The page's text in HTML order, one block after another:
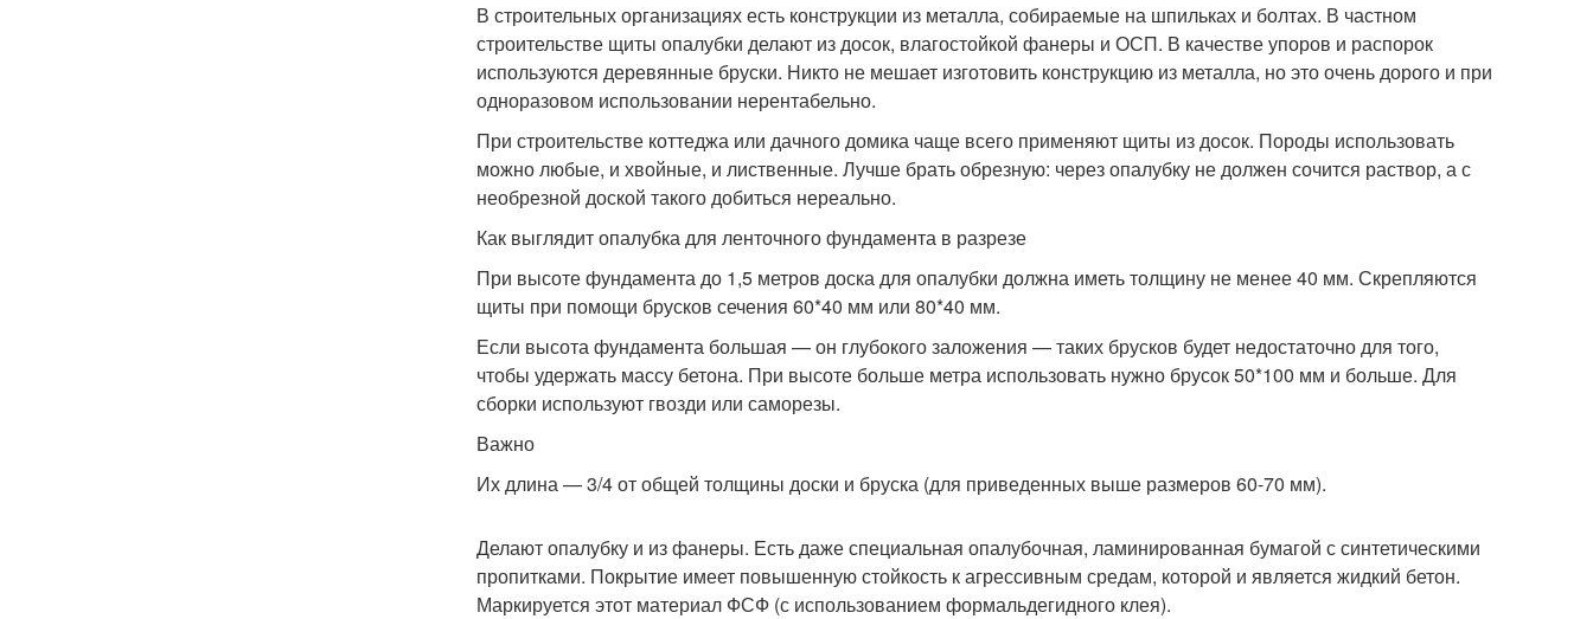
В строительных организациях есть конструкции из металла, собираемые на шпильках и болтах. В частном
строительстве щиты опалубки делают из досок, влагостойкой фанеры и ОСП. В качестве упоров и распорок
используются деревянные бруски. Никто не мешает изготовить конструкцию из металла, но это очень дорого и при
одноразовом использовании нерентабельно.
При строительстве коттеджа или дачного домика чаще всего применяют щиты из досок. Породы использовать
можно любые, и хвойные, и лиственные. Лучше брать обрезную: через опалубку не должен сочится раствор, а с
необрезной доской такого добиться нереально.
Как выглядит опалубка для ленточного фундамента в разрезе
При высоте фундамента до 1,5 метров доска для опалубки должна иметь толщину не менее 40 мм. Скрепляются
щиты при помощи брусков сечения 60*40 мм или 80*40 мм.
Если высота фундамента большая — он глубокого заложения — таких брусков будет недостаточно для того,
чтобы удержать массу бетона. При высоте больше метра использовать нужно брусок 50*100 мм и больше. Для
сборки используют гвозди или саморезы.
Важно
Их длина — 3/4 от общей толщины доски и бруска (для приведенных выше размеров 60-70 мм).
Делают опалубку и из фанеры. Есть даже специальная опалубочная, ламинированная бумагой с синтетическими
пропитками. Покрытие имеет повышенную стойкость к агрессивным средам, которой и является жидкий бетон.
Маркируется этот материал ФСФ (с использованием формальдегидного клея).